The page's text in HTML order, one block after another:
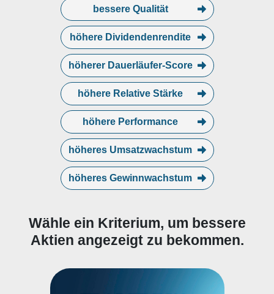
Zudem unterhält Coterra Energy
ein eigenes Pipelinenetz, das
auch an andere Distributoren
vermietet wird und sich derzeit im
Ausbau befindet.
bessere Qualität
höhere Dividendenrendite
höherer Dauerläufer-Score
höhere Relative Stärke
höhere Performance
höheres Umsatzwachstum
höheres Gewinnwachstum
Wähle ein Kriterium, um bessere
Aktien angezeigt zu bekommen.